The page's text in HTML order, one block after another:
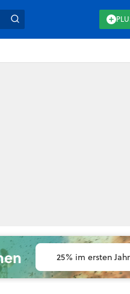
25% im ersten